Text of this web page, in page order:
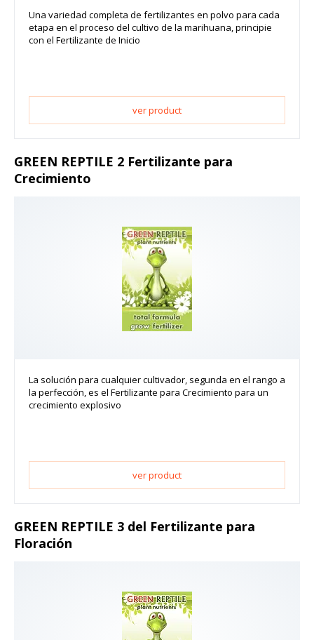
Una variedad completa de fertilizantes en polvo para cada
etapa en el proceso del cultivo de la marihuana, principie
con el Fertilizante de Inicio
ver product
GREEN REPTILE 2 Fertilizante para
Crecimiento
La solución para cualquier cultivador, segunda en el rango a
la perfección, es el Fertilizante para Crecimiento para un
crecimiento explosivo
ver product
GREEN REPTILE 3 del Fertilizante para
Floración